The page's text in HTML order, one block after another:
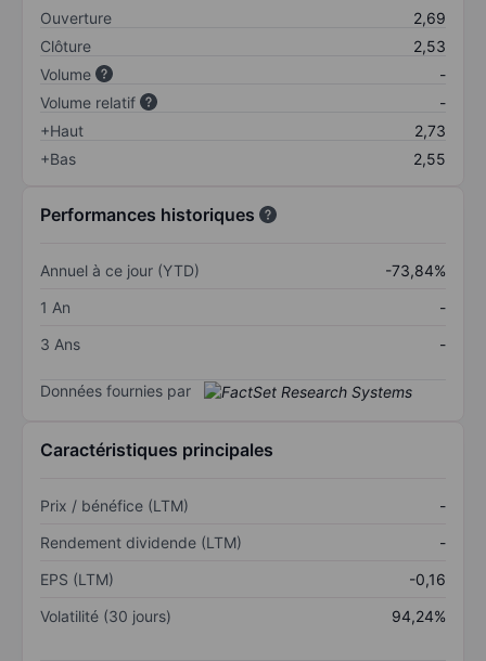
Ouverture
2,69
Clôture
2,53
Volume
-
Volume relatif
-
+Haut
2,73
+Bas
2,55
Performances historiques
Annuel à ce jour (YTD)
-73,84%
1 An
-
3 Ans
-
Données fournies par
Caractéristiques principales
Prix / bénéfice (LTM)
-
Rendement dividende (LTM)
-
EPS (LTM)
-0,16
Volatilité (30 jours)
94,24%